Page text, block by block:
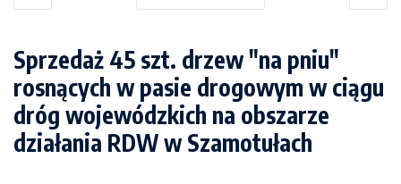
Sprzedaż 45 szt. drzew "na pniu"
rosnących w pasie drogowym w ciągu
dróg wojewódzkich na obszarze
działania RDW w Szamotułach